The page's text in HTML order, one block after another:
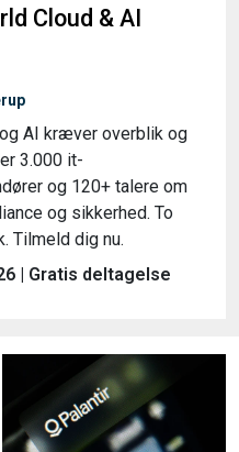
Cloud & AI
AI kræver overblik og
3.000 it-
og 120+ talere om
og sikkerhed. To
Tilmeld dig nu.
| Gratis deltagelse